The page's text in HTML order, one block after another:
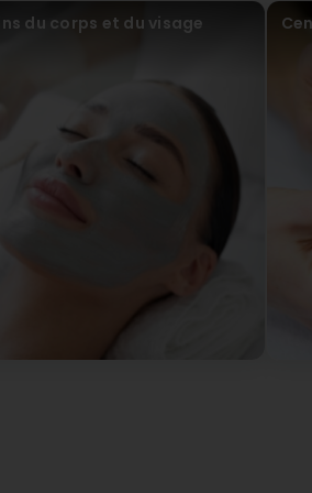
chipoté laplus part du temps a
by Google) They took me in 20
their tools. The woman did her best, but
du corps et du visage